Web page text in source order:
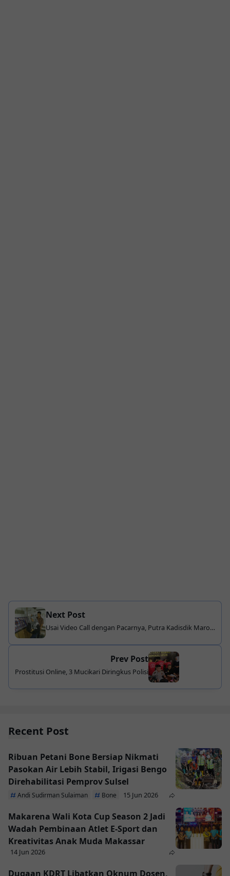
Next Post
Usai Video Call dengan Pacarnya, Putra Kadisdik Maros
Prev Post
Prostitusi Online, 3 Mucikari Diringkus Polisi
Recent Post
Ribuan Petani Bone Bersiap Nikmati
Pasokan Air Lebih Stabil, Irigasi Bengo
Direhabilitasi Pemprov Sulsel
Andi Sudirman Sulaiman Bone 15 Jun 2026
Makarena Wali Kota Cup Season 2 Jadi
Wadah Pembinaan Atlet E-Sport dan
Kreativitas Anak Muda Makassar
14 Jun 2026
Dugaan KDRT Libatkan Oknum Dosen,